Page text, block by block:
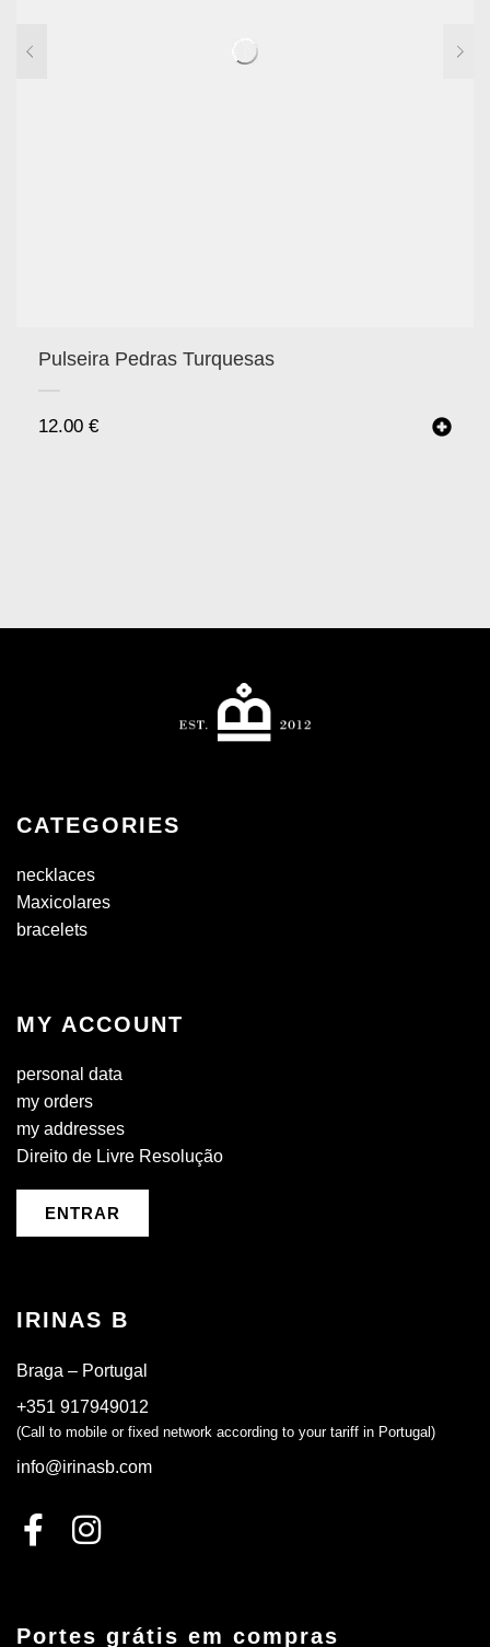
Pulseira Pedras Turquesas
12.00 €
CATEGORIES
necklaces
Maxicolares
bracelets
MY ACCOUNT
personal data
my orders
my addresses
Direito de Livre Resolução
ENTRAR
IRINAS B
Braga – Portugal
+351 917949012
(Call to mobile or fixed network according to your tariff in Portugal)
info@irinasb.com
Portes grátis em compras